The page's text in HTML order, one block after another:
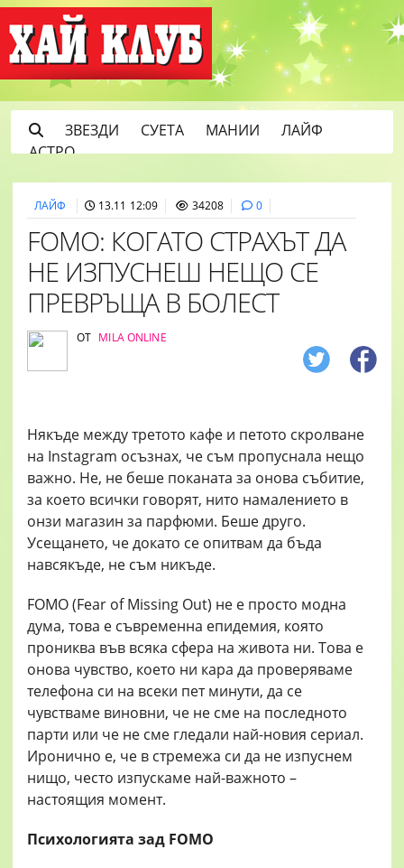
ЗВЕЗДИ СУЕТА МАНИИ
ЛАЙФ
АСТРО
ЛАЙФ 13.11 12:09 34208 0
FOMO: КОГАТО СТРАХЪТ ДА
НЕ ИЗПУСНЕШ НЕЩО СЕ
ПРЕВРЪЩА В БОЛЕСТ
ОТ MILA ONLINE
Някъде между третото кафе и петото скролване
на Instagram осъзнах, че съм пропуснала нещо
важно. Не, не беше поканата за онова събитие,
за което всички говорят, нито намалението в
онзи магазин за парфюми. Беше друго.
Усещането, че докато се опитвам да бъда
навсякъде, не съм никъде.
FOMO (Fear of Missing Out) не е просто модна
дума, това е съвременна епидемия, която
прониква във всяка сфера на живота ни. Това е
онова чувство, което ни кара да проверяваме
телефона си на всеки пет минути, да се
чувстваме виновни, че не сме на последното
парти или че не сме гледали най-новия сериал.
Иронично е, че в стремежа си да не изпуснем
нищо, често изпускаме най-важното –
настоящия момент.
Психологията зад FOMO